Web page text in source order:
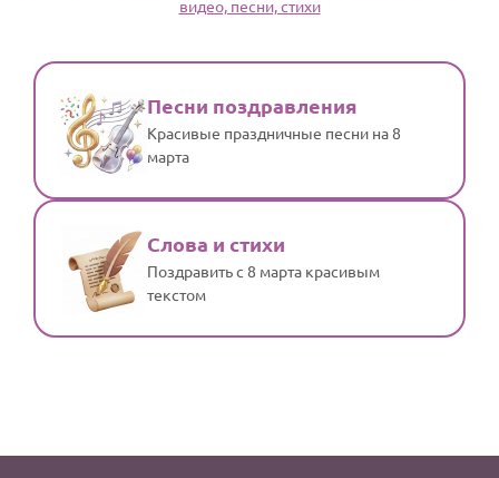
видео, песни, стихи
Песни поздравления
Красивые праздничные песни на 8
марта
Слова и стихи
Поздравить с 8 марта красивым
текстом